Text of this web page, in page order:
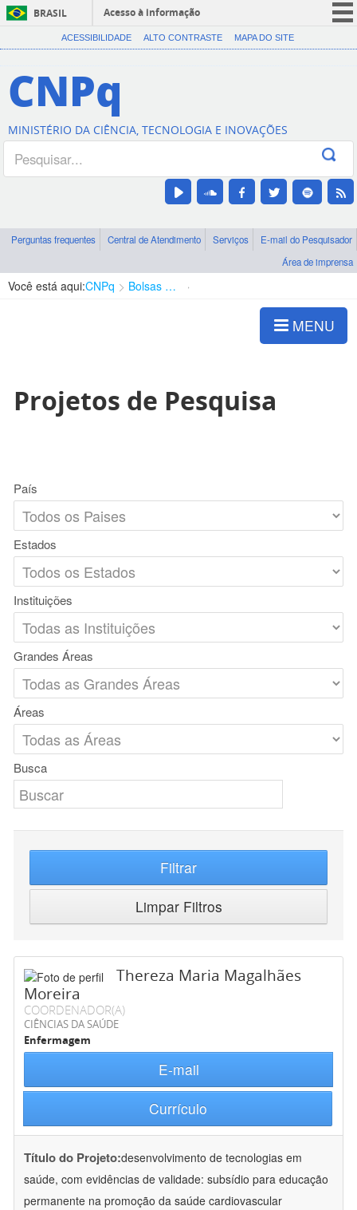
BRASIL
Acesso à informação
CORONAVÍRUS (COVID-19)
Canais
ACESSIBILIDADE ALTO CONTRASTE MAPA DO SITE
CNPq
MINISTÉRIO DA CIÊNCIA, TECNOLOGIA E INOVAÇÕES
Perguntas frequentes Central de Atendimento Serviços
E-mail do Pesquisador
Área de imprensa
Você está aqui:CNPq Bolsas e Auxílios Vigentes
MENU
Projetos de Pesquisa
País
Estados
Instituições
Grandes Áreas
Áreas
Busca
Filtrar
Limpar Filtros
Thereza Maria Magalhães
Moreira
COORDENADOR(A)
CIÊNCIAS DA SAÚDE
Enfermagem
E-mail
Currículo
Título do Projeto:desenvolvimento de tecnologias em
saúde, com evidências de validade: subsídio para educação
permanente na promoção da saúde cardiovascular